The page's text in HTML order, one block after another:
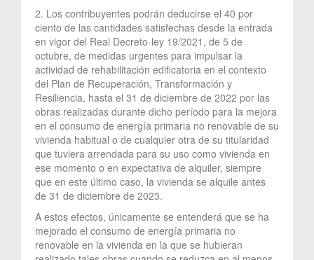
2. Los contribuyentes podrán deducirse el 40 por
ciento de las cantidades satisfechas desde la entrada
en vigor del Real Decreto-ley 19/2021, de 5 de
octubre, de medidas urgentes para impulsar la
actividad de rehabilitación edificatoria en el contexto
del Plan de Recuperación, Transformación y
Resiliencia, hasta el 31 de diciembre de 2022 por las
obras realizadas durante dicho período para la mejora
en el consumo de energía primaria no renovable de su
vivienda habitual o de cualquier otra de su titularidad
que tuviera arrendada para su uso como vivienda en
ese momento o en expectativa de alquiler, siempre
que en este último caso, la vivienda se alquile antes
de 31 de diciembre de 2023.
A estos efectos, únicamente se entenderá que se ha
mejorado el consumo de energía primaria no
renovable en la vivienda en la que se hubieran